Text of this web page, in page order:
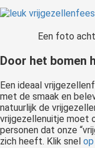
Een foto
Door het bomen
Een ideaal
met de smaak en
natuurlijk de
vrijgezellenuitje moet
personen dat onze
zich heeft. Klik snel